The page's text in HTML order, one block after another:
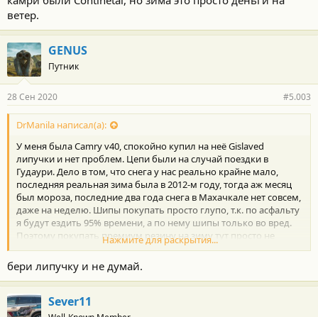
ветер.
GENUS
Путник
28 Сен 2020 #5.003
DrManila написал(а):
У меня была Camry v40, спокойно купил на неё Gislaved
липучки и нет проблем. Цепи были на случай поездки в
Гудаури. Дело в том, что снега у нас реально крайне мало,
последняя реальная зима была в 2012-м году, тогда аж месяц
был мороза, последние два года снега в Махачкале нет совсем,
даже на неделю. Шипы покупать просто глупо, т.к. по асфальту
я будут ездить 95% времени, а по нему шипы только во вред.
Поэтому покупать премиум резину на зиму тут просто не
имеет никакого смысла, на лето стоят бриджи у меня сейчас, на
камри были Continetal, но зима это просто деньги на ветер.
Нажмите для раскрытия...
бери липучку и не думай.
Sever11